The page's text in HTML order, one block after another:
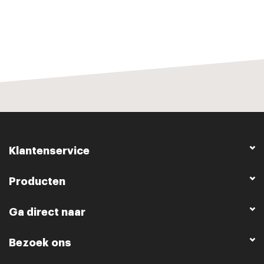
Klantenservice
Producten
Ga direct naar
Bezoek ons